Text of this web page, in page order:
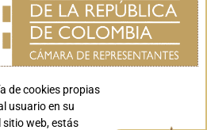
de cookies propias
usuario en su
sitio web, estás